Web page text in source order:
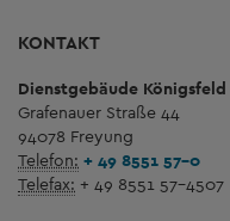
KONTAKT
Dienstgebäude Königsfeld
Grafenauer Straße 44
94078 Freyung
Telefon: + 49 8551 57-0
Telefax: + 49 8551 57-4507